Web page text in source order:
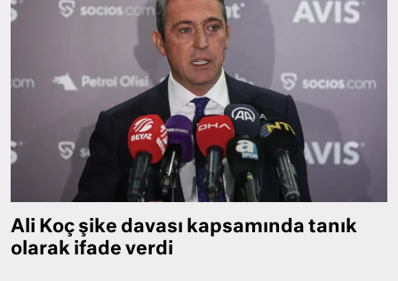
Ali Koç şike davası kapsamında tanık
olarak ifade verdi